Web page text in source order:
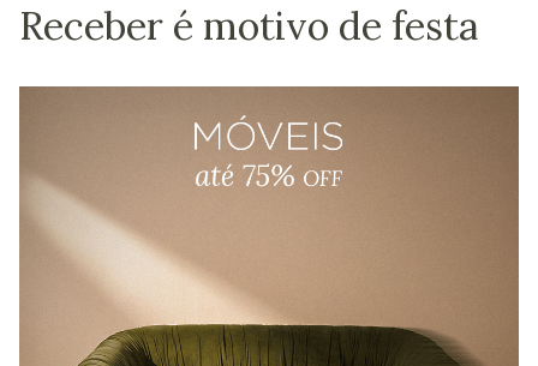
Receber é motivo de festa